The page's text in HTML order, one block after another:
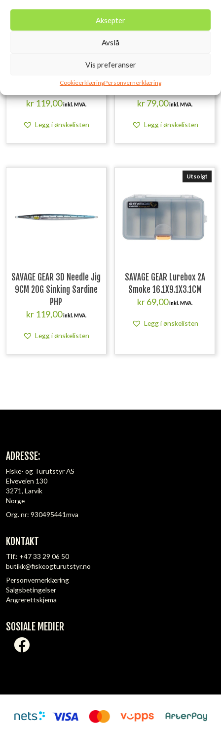
Aksepter
Avslå
Vis preferanser
CookieerklæringPersonvernerklæring
SAVAGE GEAR 3D Needle Jig
9CM 20G Sinking Glow
kr119,00inkl. MVA.
Legg i ønskelisten
SAVAGE GEAR Craft
Crawler 8.5CM 2.3G
kr79,00inkl. MVA.
Legg i ønskelisten
SAVAGE GEAR 3D Needle Jig
9CM 20G Sinking Sardine
PHP
kr119,00inkl. MVA.
Legg i ønskelisten
Utsolgt
SAVAGE GEAR Lurebox 2A
Smoke 16.1X9.1X3.1CM
kr69,00inkl. MVA.
Legg i ønskelisten
ADRESSE:
Fiske- og Turutstyr AS
Elveveien 130
3271, Larvik
Norge
Org. nr: 930495441mva
KONTAKT
Tlf.: +47 33 29 06 50
butikk@fiskeogturutstyr.no
Personvernerklæring
Salgsbetingelser
Angrerettskjema
SOSIALE MEDIER